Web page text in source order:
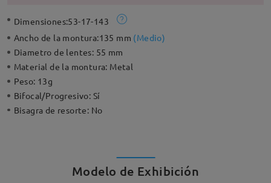
Dimensiones:53-17-143
Ancho de la montura:135 mm (Medio)
Diametro de lentes: 55 mm
Material de la montura: Metal
Peso: 13g
Bifocal/Progresivo: Sí
Bisagra de resorte: No
Modelo de Exhibición